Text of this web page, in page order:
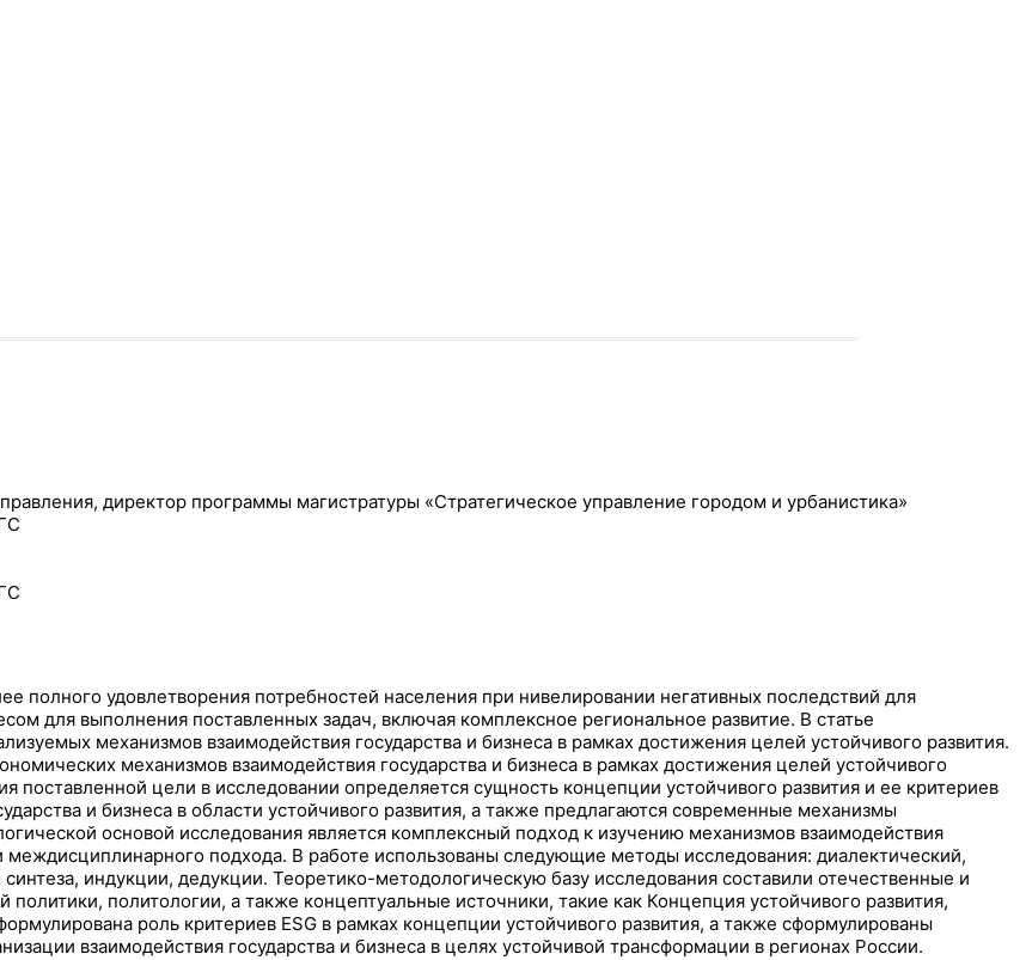
директор программы магистратуры «Стратегическое управление городом и урбанистика»
полного удовлетворения потребностей населения при нивелировании негативных последствий для
для выполнения поставленных задач, включая комплексное региональное развитие. В статье
механизмов взаимодействия государства и бизнеса в рамках достижения целей устойчивого развития.
механизмов взаимодействия государства и бизнеса в рамках достижения целей устойчивого
поставленной цели в исследовании определяется сущность концепции устойчивого развития и ее критериев
и бизнеса в области устойчивого развития, а также предлагаются современные механизмы
основой исследования является комплексный подход к изучению механизмов взаимодействия
междисциплинарного подхода. В работе использованы следующие методы исследования: диалектический,
индукции, дедукции. Теоретико-методологическую базу исследования составили отечественные и
политологии, а также концептуальные источники, такие как Концепция устойчивого развития,
роль критериев ESG в рамках концепции устойчивого развития, а также сформулированы
взаимодействия государства и бизнеса в целях устойчивой трансформации в регионах России.